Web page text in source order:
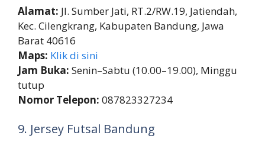
Alamat: Jl. Sumber Jati, RT.2/RW.19, Jatiendah,
Kec. Cilengkrang, Kabupaten Bandung, Jawa
Barat 40616
Maps: Klik di sini
Jam Buka: Senin–Sabtu (10.00–19.00), Minggu
tutup
Nomor Telepon: 087823327234
9. Jersey Futsal Bandung